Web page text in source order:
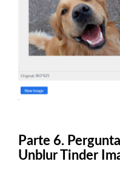
Parte 6.
Unblur Tinder